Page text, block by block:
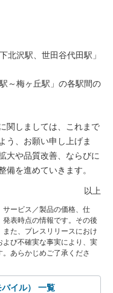
北沢駅、世田谷代田駅」
～梅ヶ丘駅」の各駅間の
関しましては、これまで
う、お願い申し上げま
大や品質改善、ならびに
備を進めていきます。
以上
サービス／製品の価格、仕
表時点の情報です。その後
た、プレスリリースにおけ
び不確実な事実により、実
あらかじめご了承くださ
イル） 一覧